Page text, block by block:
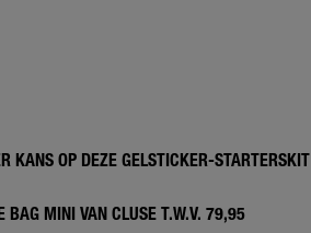
KANS OP DEZE GELSTICKER-STARTERSKIT
BAG MINI VAN CLUSE T.W.V. 79,95